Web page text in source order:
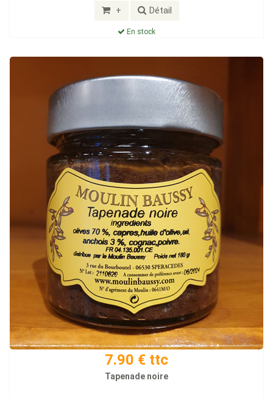
+ Détail
En stock
7.90 € ttc
Tapenade noire